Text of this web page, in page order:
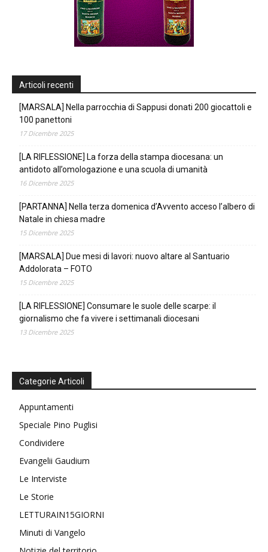
Articoli recenti
[MARSALA] Nella parrocchia di Sappusi donati 200 giocattoli e
100 panettoni
17 Dicembre 2025
[LA RIFLESSIONE] La forza della stampa diocesana: un
antidoto all’omologazione e una scuola di umanità
16 Dicembre 2025
[PARTANNA] Nella terza domenica d’Avvento acceso l’albero di
Natale in chiesa madre
15 Dicembre 2025
[MARSALA] Due mesi di lavori: nuovo altare al Santuario
Addolorata – FOTO
15 Dicembre 2025
[LA RIFLESSIONE] Consumare le suole delle scarpe: il
giornalismo che fa vivere i settimanali diocesani
13 Dicembre 2025
Categorie Articoli
Appuntamenti
Speciale Pino Puglisi
Condividere
Evangelii Gaudium
Le Interviste
Le Storie
LETTURAIN15GIORNI
Minuti di Vangelo